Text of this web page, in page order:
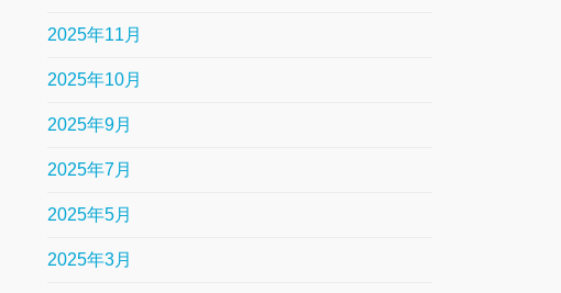
2025年11月
2025年10月
2025年9月
2025年7月
2025年5月
2025年3月